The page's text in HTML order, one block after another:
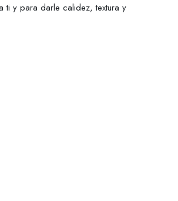
ti y para darle calidez, textura y